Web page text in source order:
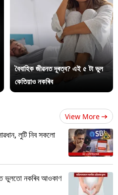
বৈবাহিক জীৱনত দূৰত্ব? এই ৫ টা ভুল
কেতিয়াও নকৰিব
View More
লুটি নিব সকলো
ভুলতো নকৰিব আওকাণ